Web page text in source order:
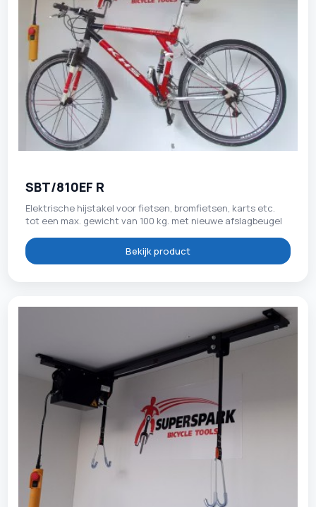
SBT/810EF R
Elektrische hijstakel voor fietsen, bromfietsen, karts etc.
tot een max. gewicht van 100 kg. met nieuwe afslagbeugel
Bekijk product